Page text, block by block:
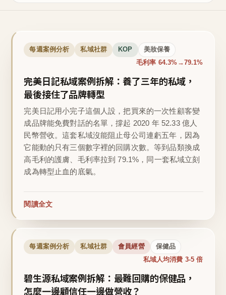
每週案例分析 私域社群 KOP 美妝保養
毛利率 64.3%→79.1%
完美日記私域案例拆解：養了三年的私域，
最後接住了品牌轉型
完美日記用小完子這個人設，把買來的一次性顧客變
成品牌能免費對話的名單，撐起 2020 年 52.33 億人
民幣營收。這套私域沒能阻止母公司連虧五年，因為
它能動的只有三個數字裡的回購次數。等到品類換成
高毛利的護膚、毛利率拉到 79.1%，同一套私域立刻
成為轉型止血的底氣。
閱讀全文
每週案例分析 私域社群 會員經營 保健品
私域人均消費 3-5 倍
碧生源私域案例拆解：最難回購的保健品，
怎麼一邊顧信任一邊做營收？